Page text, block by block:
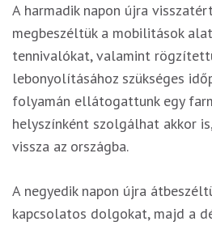
A harmadik napon újra
megbeszéltük a mobilitások
tennivalókat, valamint
lebonyolításához szükséges
folyamán ellátogattunk egy
helyszínként szolgálhat akkor
vissza az országba.
A negyedik napon újra
kapcsolatos dolgokat, majd a